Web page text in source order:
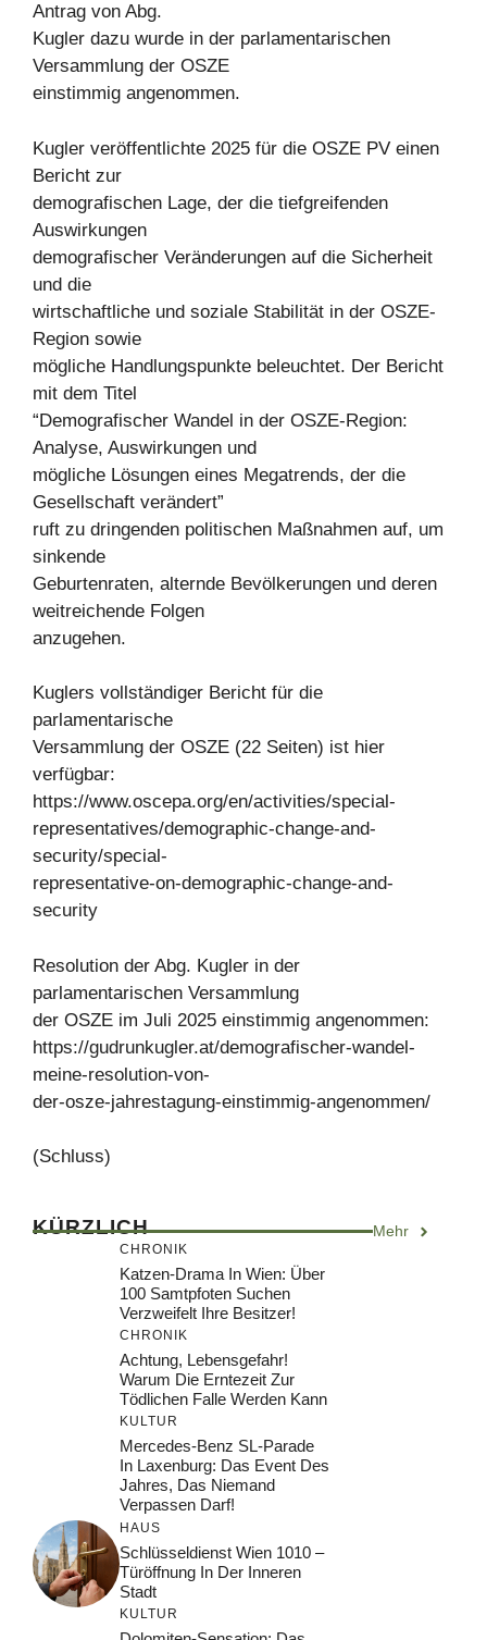
Antrag von Abg.
Kugler dazu wurde in der parlamentarischen
Versammlung der OSZE
einstimmig angenommen.
Kugler veröffentlichte 2025 für die OSZE PV einen
Bericht zur
demografischen Lage, der die tiefgreifenden
Auswirkungen
demografischer Veränderungen auf die Sicherheit
und die
wirtschaftliche und soziale Stabilität in der OSZE-
Region sowie
mögliche Handlungspunkte beleuchtet. Der Bericht
mit dem Titel
“Demografischer Wandel in der OSZE-Region:
Analyse, Auswirkungen und
mögliche Lösungen eines Megatrends, der die
Gesellschaft verändert”
ruft zu dringenden politischen Maßnahmen auf, um
sinkende
Geburtenraten, alternde Bevölkerungen und deren
weitreichende Folgen
anzugehen.
Kuglers vollständiger Bericht für die
parlamentarische
Versammlung der OSZE (22 Seiten) ist hier
verfügbar:
https://www.oscepa.org/en/activities/special-
representatives/demographic-change-and-
security/special-
representative-on-demographic-change-and-
security
Resolution der Abg. Kugler in der
parlamentarischen Versammlung
der OSZE im Juli 2025 einstimmig angenommen:
https://gudrunkugler.at/demografischer-wandel-
meine-resolution-von-
der-osze-jahrestagung-einstimmig-angenommen/
(Schluss)
KÜRZLICH Mehr
CHRONIK
Katzen-Drama In Wien: Über
100 Samtpfoten Suchen
Verzweifelt Ihre Besitzer!
CHRONIK
Achtung, Lebensgefahr!
Warum Die Erntezeit Zur
Tödlichen Falle Werden Kann
KULTUR
Mercedes-Benz SL-Parade
In Laxenburg: Das Event Des
Jahres, Das Niemand
Verpassen Darf!
HAUS
Schlüsseldienst Wien 1010 –
Türöffnung In Der Inneren
Stadt
KULTUR